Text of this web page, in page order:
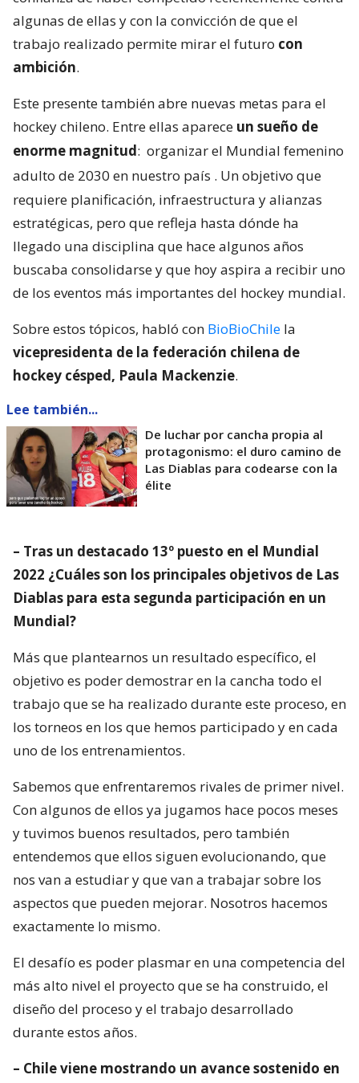
algunas de ellas y con la convicción de que el
trabajo realizado permite mirar el futuro con
ambición.
Este presente también abre nuevas metas para el
hockey chileno. Entre ellas aparece un sueño de
enorme magnitud: organizar el Mundial femenino
adulto de 2030 en nuestro país . Un objetivo que
requiere planificación, infraestructura y alianzas
estratégicas, pero que refleja hasta dónde ha
llegado una disciplina que hace algunos años
buscaba consolidarse y que hoy aspira a recibir uno
de los eventos más importantes del hockey mundial.
Sobre estos tópicos, habló con BioBioChile la
vicepresidenta de la federación chilena de
hockey césped, Paula Mackenzie.
Lee también...
De luchar por cancha propia al
protagonismo: el duro camino de
Las Diablas para codearse con la
élite
– Tras un destacado 13º puesto en el Mundial
2022 ¿Cuáles son los principales objetivos de Las
Diablas para esta segunda participación en un
Mundial?
Más que plantearnos un resultado específico, el
objetivo es poder demostrar en la cancha todo el
trabajo que se ha realizado durante este proceso, en
los torneos en los que hemos participado y en cada
uno de los entrenamientos.
Sabemos que enfrentaremos rivales de primer nivel.
Con algunos de ellos ya jugamos hace pocos meses
y tuvimos buenos resultados, pero también
entendemos que ellos siguen evolucionando, que
nos van a estudiar y que van a trabajar sobre los
aspectos que pueden mejorar. Nosotros hacemos
exactamente lo mismo.
El desafío es poder plasmar en una competencia del
más alto nivel el proyecto que se ha construido, el
diseño del proceso y el trabajo desarrollado
durante estos años.
– Chile viene mostrando un avance sostenido en